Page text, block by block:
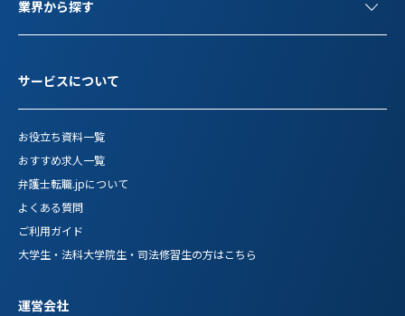
業界から探す
サービスについて
お役立ち資料一覧
おすすめ求人一覧
弁護士転職.jpについて
よくある質問
ご利用ガイド
大学生・法科大学院生・司法修習生の方はこちら
運営会社